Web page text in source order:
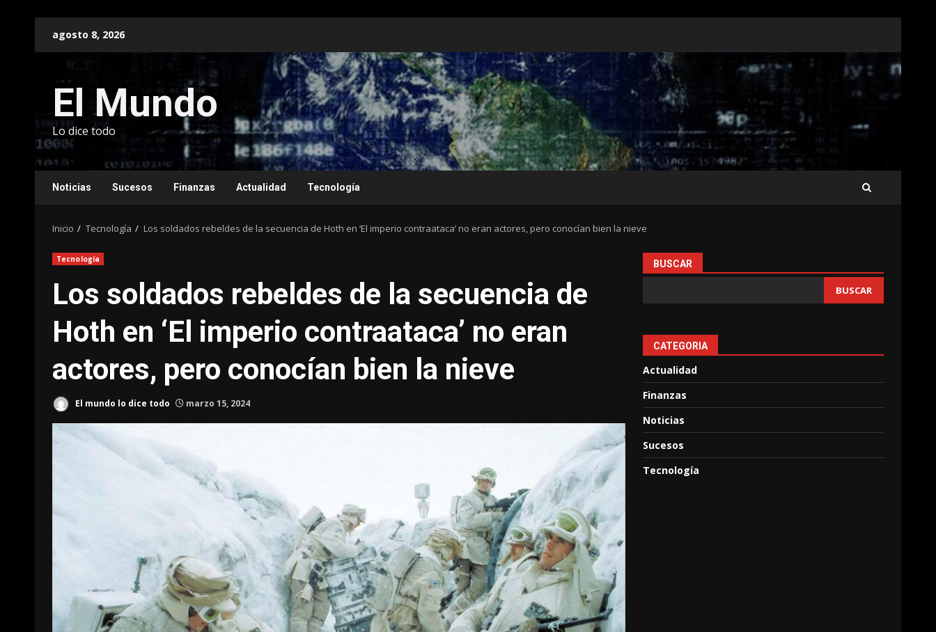
agosto 8, 2026
El Mundo
Lo dice todo
Noticias Sucesos Finanzas Actualidad Tecnología
Inicio Tecnología Los soldados rebeldes de la secuencia de Hoth en ‘El imperio contraataca’ no eran actores, pero conocían bien la nieve
Tecnología
Los soldados rebeldes de la secuencia de
Hoth en ‘El imperio contraataca’ no eran
actores, pero conocían bien la nieve
El mundo lo dice todo marzo 15, 2024
BUSCAR
BUSCAR
CATEGORIA
Actualidad
Finanzas
Noticias
Sucesos
Tecnología